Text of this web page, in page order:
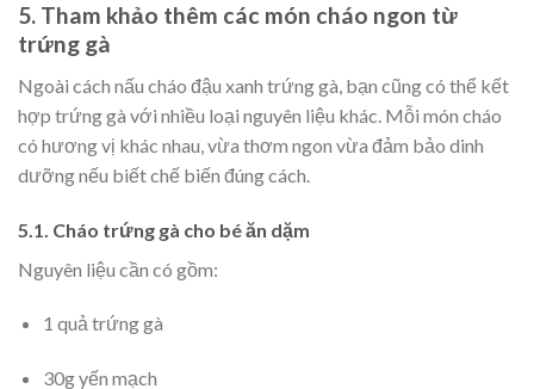
5. Tham khảo thêm các món cháo ngon từ
trứng gà
Ngoài cách nấu cháo đậu xanh trứng gà, bạn cũng có thể kết
hợp trứng gà với nhiều loại nguyên liệu khác. Mỗi món cháo
có hương vị khác nhau, vừa thơm ngon vừa đảm bảo dinh
dưỡng nếu biết chế biến đúng cách.
5.1. Cháo trứng gà cho bé ăn dặm
Nguyên liệu cần có gồm:
1 quả trứng gà
30g yến mạch